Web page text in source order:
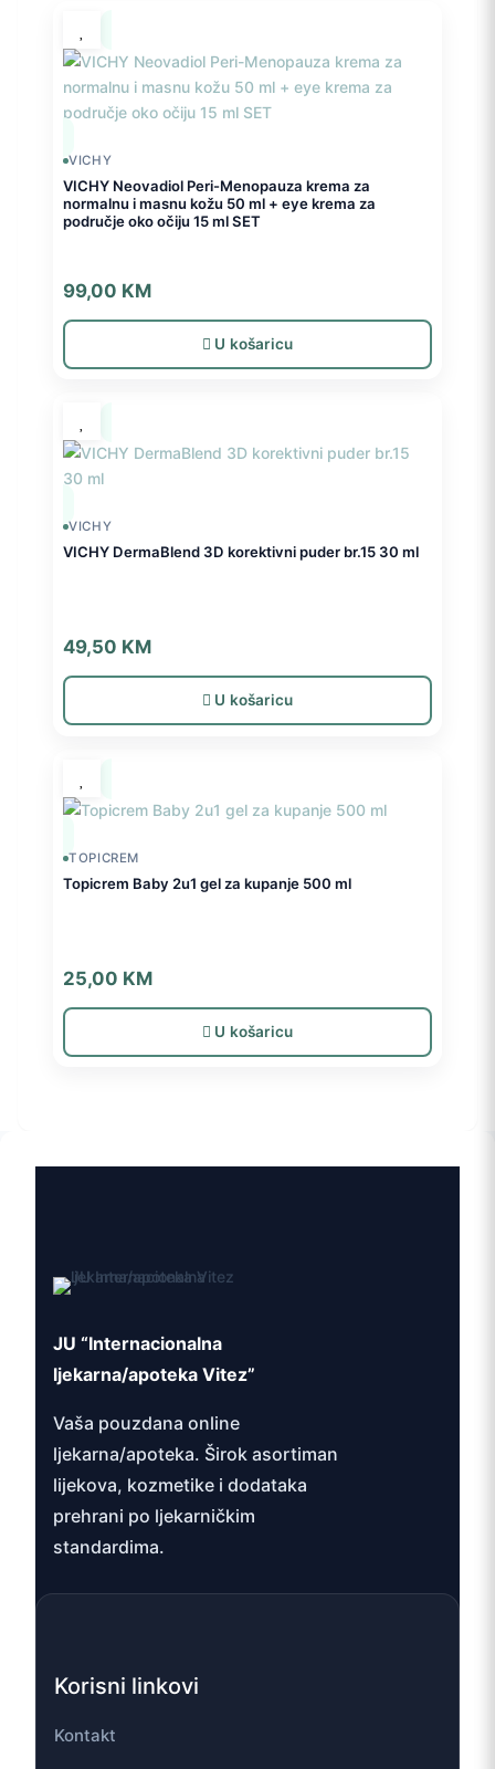
VICHY
VICHY Neovadiol Peri-Menopauza krema za
normalnu i masnu kožu 50 ml + eye krema za
područje oko očiju 15 ml SET
99,00 KM
U košaricu
VICHY
VICHY DermaBlend 3D korektivni puder br.15 30 ml
49,50 KM
U košaricu
TOPICREM
Topicrem Baby 2u1 gel za kupanje 500 ml
25,00 KM
U košaricu
JU “Internacionalna
ljekarna/apoteka Vitez”
Vaša pouzdana online
ljekarna/apoteka. Širok asortiman
lijekova, kozmetike i dodataka
prehrani po ljekarničkim
standardima.
Korisni linkovi
Kontakt